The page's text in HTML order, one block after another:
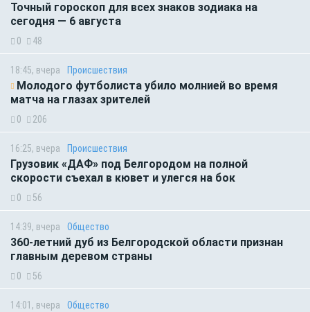
Точный гороскоп для всех знаков зодиака на
сегодня — 6 августа
0 48
18:45, вчера Происшествия
Молодого футболиста убило молнией во время
матча на глазах зрителей
0 206
16:25, вчера Происшествия
Грузовик «ДАФ» под Белгородом на полной
скорости съехал в кювет и улегся на бок
0 56
14:39, вчера Общество
360-летний дуб из Белгородской области признан
главным деревом страны
0 56
14:01, вчера Общество